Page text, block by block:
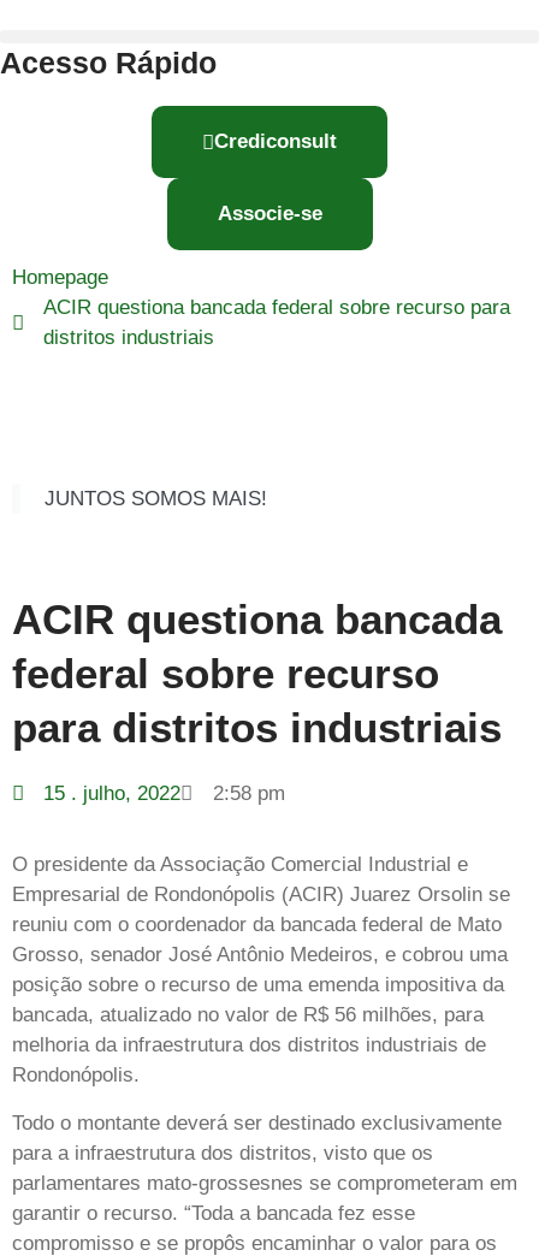
Acesso Rápido
Crediconsult
Associe-se
Homepage
ACIR questiona bancada federal sobre recurso para
distritos industriais
JUNTOS SOMOS MAIS!
ACIR questiona bancada
federal sobre recurso
para distritos industriais
15 . julho, 2022 2:58 pm
O presidente da Associação Comercial Industrial e
Empresarial de Rondonópolis (ACIR) Juarez Orsolin se
reuniu com o coordenador da bancada federal de Mato
Grosso, senador José Antônio Medeiros, e cobrou uma
posição sobre o recurso de uma emenda impositiva da
bancada, atualizado no valor de R$ 56 milhões, para
melhoria da infraestrutura dos distritos industriais de
Rondonópolis.
Todo o montante deverá ser destinado exclusivamente
para a infraestrutura dos distritos, visto que os
parlamentares mato-grossesnes se comprometeram em
garantir o recurso. “Toda a bancada fez esse
compromisso e se propôs encaminhar o valor para os